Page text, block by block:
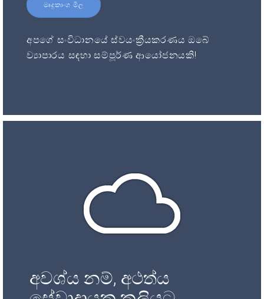
මෘදුකාංග මිල
අපගේ සංවිධානයේ ස්වයංක්‍රීයකරණය ඔබේ
ව්‍යාපාරය සඳහා සම්පූර්ණ ආයෝජනයකි!
අවශ්ය නම්, අථත්ය